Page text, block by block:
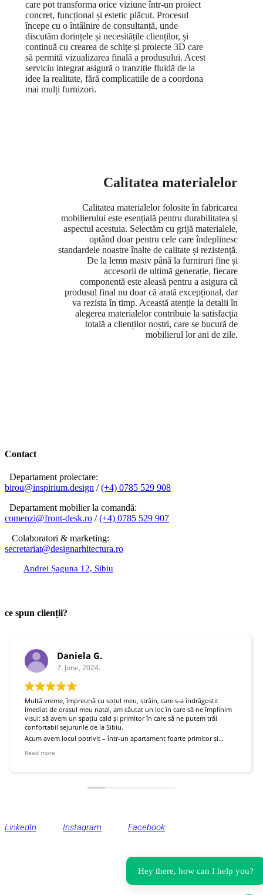
care pot transforma orice viziune într-un proiect
concret, funcțional și estetic plăcut. Procesul
începe cu o întâlnire de consultanță, unde
discutăm dorințele și necesitățile clienților, și
continuă cu crearea de schițe și proiecte 3D care
să permită vizualizarea finală a produsului. Acest
serviciu integrat asigură o tranziție fluidă de la
idee la realitate, fără complicatiile de a coordona
mai mulți furnizori.
Calitatea materialelor
Calitatea materialelor folosite în fabricarea
mobilierului este esențială pentru durabilitatea și
aspectul acestuia. Selectăm cu grijă materialele,
optând doar pentru cele care îndeplinesc
standardele noastre înalte de calitate și rezistență.
De la lemn masiv până la furniruri fine și
accesorii de ultimă generație, fiecare
componentă este aleasă pentru a asigura că
produsul final nu doar că arată excepțional, dar
va rezista în timp. Această atenție la detalii în
alegerea materialelor contribuie la satisfacția
totală a clienților noștri, care se bucură de
mobilierul lor ani de zile.
Contact
Departament proiectare:
birou@inspirium.design /(+4) 0785 529 908
Departament mobilier la comandă:
comenzi@front-desk.ro /(+4) 0785 529 907
Colaboratori & marketing:
secretariat@designarhitectura.ro
Andrei Șaguna 12, Sibiu
ce spun clienții?
Daniela G.
7. June, 2024.
Multă vreme, împreună cu soțul meu, străin, care s-a îndrăgostit
imediat de orașul meu natal, am căutat un loc în care să ne împlinim
visul: să avem un spațiu cald și primitor în care să ne putem trăi
confortabil sejururile de la Sibiu.
Acum avem locul potrivit – într-un apartament foarte primitor și
împlinească visul. Complimente pentru proiect!
Read more
LinkedIn Instagram Facebook
Hey there, how can I help you?